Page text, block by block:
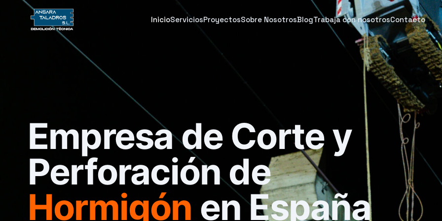
InicioServiciosProyectosSobre NosotrosBlogTrabaja con nosotrosContacto
Empresa de Corte y
Perforación de
Hormigón en España